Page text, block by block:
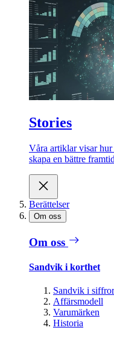
Stories
Våra artiklar visar
skapa en bättre
Berättelser
Om oss
Om oss
Sandvik i korthet
Sandvik i siffror
Affärsmodell
Varumärken
Historia